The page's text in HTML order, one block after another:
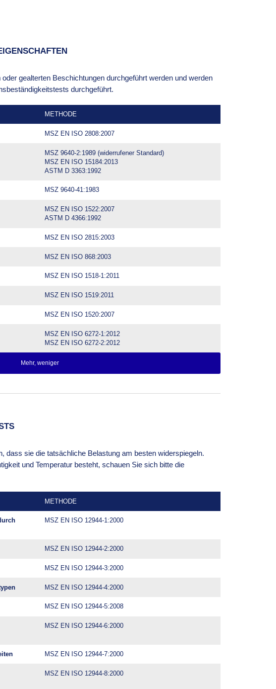
gealterten Beschichtungen durchgeführt werden und werden
durchgeführt.
METHODE
MSZ EN ISO 2808:2007
MSZ 9640-2:1989 (widerrufener Standard)
MSZ EN ISO 15184:2013
ASTM D 3363:1992
MSZ 9640-41:1983
MSZ EN ISO 1522:2007
ASTM D 4366:1992
MSZ EN ISO 2815:2003
MSZ EN ISO 868:2003
MSZ EN ISO 1518-1:2011
MSZ EN ISO 1519:2011
MSZ EN ISO 1520:2007
MSZ EN ISO 6272-1:2012
MSZ EN ISO 6272-2:2012
Mehr, weniger
dass sie die tatsächliche Belastung am besten widerspiegeln.
und Temperatur besteht, schauen Sie sich bitte die
METHODE
MSZ EN ISO 12944-1:2000
MSZ EN ISO 12944-2:2000
MSZ EN ISO 12944-3:2000
MSZ EN ISO 12944-4:2000
MSZ EN ISO 12944-5:2008
MSZ EN ISO 12944-6:2000
MSZ EN ISO 12944-7:2000
MSZ EN ISO 12944-8:2000